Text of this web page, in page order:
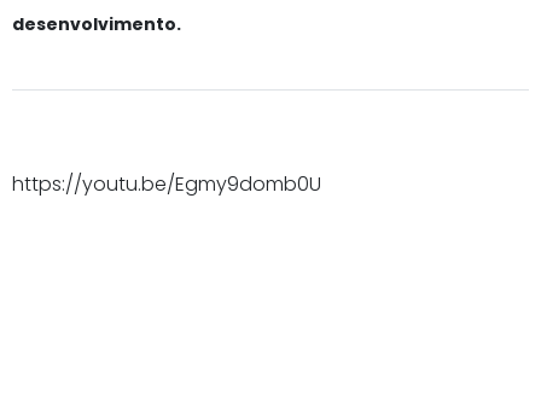
desenvolvimento.
https://youtu.be/Egmy9domb0U